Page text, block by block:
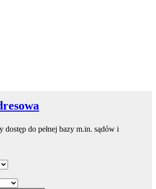
dostęp do pełnej bazy m.in. sądów i